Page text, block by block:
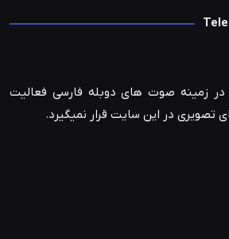
زمینه صوت های دوبله فارسی فعالیت
تصویری در این سایت قرار نمیگیرد.